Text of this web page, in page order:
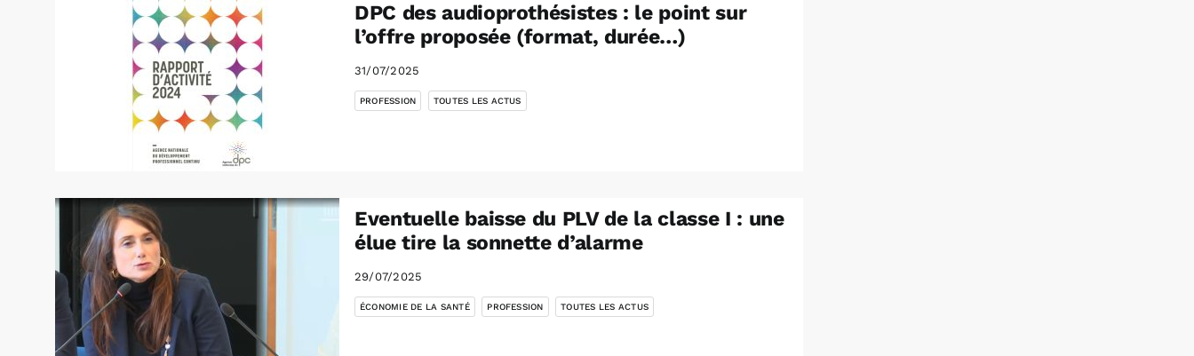
DPC des audioprothésistes : le point sur
l’offre proposée (format, durée…)
31/07/2025
PROFESSION TOUTES LES ACTUS
Eventuelle baisse du PLV de la classe I : une
élue tire la sonnette d’alarme
29/07/2025
ÉCONOMIE DE LA SANTÉ PROFESSION TOUTES LES ACTUS